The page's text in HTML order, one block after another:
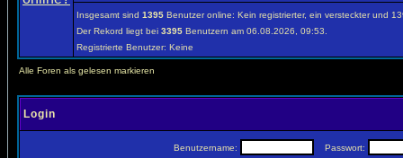
Insgesamt sind 1395 Benutzer online: Kein registrierter, ein versteckter und
Der Rekord liegt bei 3395 Benutzern am 06.08.2026, 09:53.
Registrierte Benutzer: Keine
Alle Foren als gelesen markieren
Login
Benutzername: Passwort: